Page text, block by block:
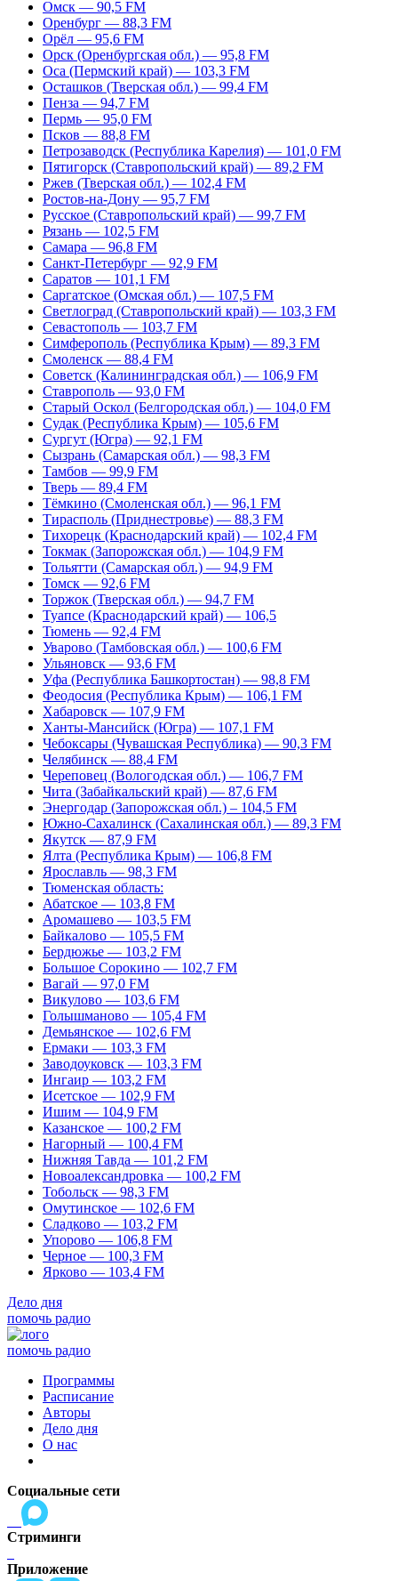
Омск — 90,5 FM
Оренбург — 88,3 FM
Орёл — 95,6 FM
Орск (Оренбургская обл.) — 95,8 FM
Оса (Пермский край) — 103,3 FM
Осташков (Тверская обл.) — 99,4 FM
Пенза — 94,7 FM
Пермь — 95,0 FM
Псков — 88,8 FM
Петрозаводск (Республика Карелия) — 101,0 FM
Пятигорск (Ставропольский край) — 89,2 FM
Ржев (Тверская обл.) — 102,4 FM
Ростов-на-Дону — 95,7 FM
Русское (Ставропольский край) — 99,7 FM
Рязань — 102,5 FM
Самара — 96,8 FM
Санкт-Петербург — 92,9 FM
Саратов — 101,1 FM
Саргатское (Омская обл.) — 107,5 FM
Светлоград (Ставропольский край) — 103,3 FM
Севастополь — 103,7 FM
Симферополь (Республика Крым) — 89,3 FM
Смоленск — 88,4 FM
Советск (Калининградская обл.) — 106,9 FM
Ставрополь — 93,0 FM
Старый Оскол (Белгородская обл.) — 104,0 FM
Судак (Республика Крым) — 105,6 FM
Сургут (Югра) — 92,1 FM
Сызрань (Самарская обл.) — 98,3 FM
Тамбов — 99,9 FM
Тверь — 89,4 FM
Тёмкино (Смоленская обл.) — 96,1 FM
Тирасполь (Приднестровье) — 88,3 FM
Тихорецк (Краснодарский край) — 102,4 FM
Токмак (Запорожская обл.) — 104,9 FM
Тольятти (Самарская обл.) — 94,9 FM
Томск — 92,6 FM
Торжок (Тверская обл.) — 94,7 FM
Туапсе (Краснодарский край) — 106,5
Тюмень — 92,4 FM
Уварово (Тамбовская обл.) — 100,6 FM
Ульяновск — 93,6 FM
Уфа (Республика Башкортостан) — 98,8 FM
Феодосия (Республика Крым) — 106,1 FM
Хабаровск — 107,9 FM
Ханты-Мансийск (Югра) — 107,1 FM
Чебоксары (Чувашская Республика) — 90,3 FM
Челябинск — 88,4 FM
Череповец (Вологодская обл.) — 106,7 FM
Чита (Забайкальский край) — 87,6 FM
Энергодар (Запорожская обл.) – 104,5 FM
Южно-Сахалинск (Сахалинская обл.) — 89,3 FM
Якутск — 87,9 FM
Ялта (Республика Крым) — 106,8 FM
Ярославль — 98,3 FM
Тюменская область:
Абатское — 103,8 FM
Аромашево — 103,5 FM
Байкалово — 105,5 FM
Бердюжье — 103,2 FM
Большое Сорокино — 102,7 FM
Вагай — 97,0 FM
Викулово — 103,6 FM
Голышманово — 105,4 FM
Демьянское — 102,6 FM
Ермаки — 103,3 FM
Заводоуковск — 103,3 FM
Ингаир — 103,2 FM
Исетское — 102,9 FM
Ишим — 104,9 FM
Казанское — 100,2 FM
Нагорный — 100,4 FM
Нижняя Тавда — 101,2 FM
Новоалександровка — 100,2 FM
Тобольск — 98,3 FM
Омутинское — 102,6 FM
Сладково — 103,2 FM
Упорово — 106,8 FM
Черное — 100,3 FM
Ярково — 103,4 FM
Дело дня
помочь радио
помочь радио
Программы
Расписание
Авторы
Дело дня
О нас
Социальные сети
Стриминги
Приложение